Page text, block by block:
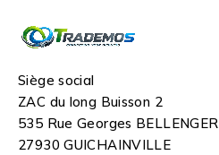
Siège social
ZAC du long Buisson 2
535 Rue Georges BELLENGER
27930 GUICHAINVILLE